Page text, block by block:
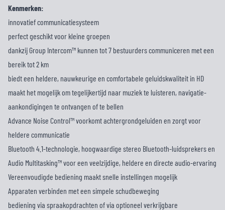
Kenmerken:
innovatief communicatiesysteem
perfect geschikt voor kleine groepen
dankzij Group Intercom™ kunnen tot 7 bestuurders communiceren met een
bereik tot 2 km
biedt een heldere, nauwkeurige en comfortabele geluidskwaliteit in HD
maakt het mogelijk om tegelijkertijd naar muziek te luisteren, navigatie-
aankondigingen te ontvangen of te bellen
Advance Noise Control™ voorkomt achtergrondgeluiden en zorgt voor
heldere communicatie
Bluetooth 4.1-technologie, hoogwaardige stereo Bluetooth-luidsprekers en
Audio Multitasking™ voor een veelzijdige, heldere en directe audio-ervaring
Vereenvoudigde bediening maakt snelle instellingen mogelijk
Apparaten verbinden met een simpele schudbeweging
bediening via spraakopdrachten of via optioneel verkrijgbare